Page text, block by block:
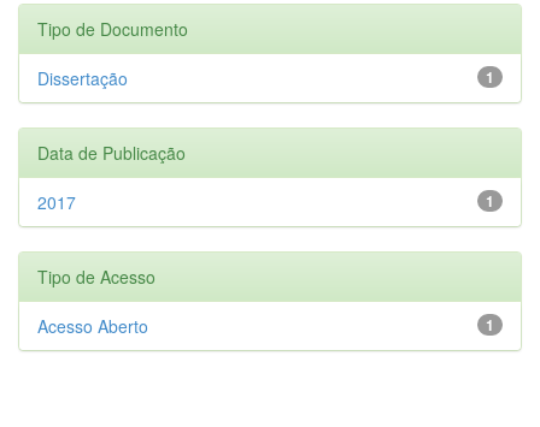
Tipo de Documento
1
Dissertação
Data de Publicação
1
2017
Tipo de Acesso
1
Acesso Aberto